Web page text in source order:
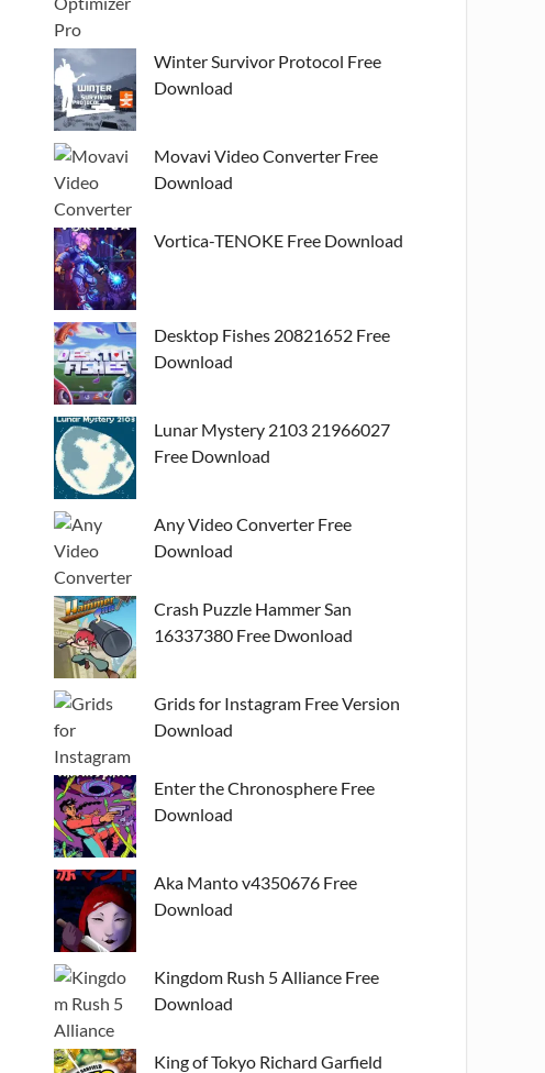
Winter Survivor Protocol Free
Download
Movavi Video Converter Free
Download
Vortica-TENOKE Free Download
Desktop Fishes 20821652 Free
Download
Lunar Mystery 2103 21966027
Free Download
Any Video Converter Free
Download
Crash Puzzle Hammer San
16337380 Free Dwonload
Grids for Instagram Free Version
Download
Enter the Chronosphere Free
Download
Aka Manto v4350676 Free
Download
Kingdom Rush 5 Alliance Free
Download
King of Tokyo Richard Garfield